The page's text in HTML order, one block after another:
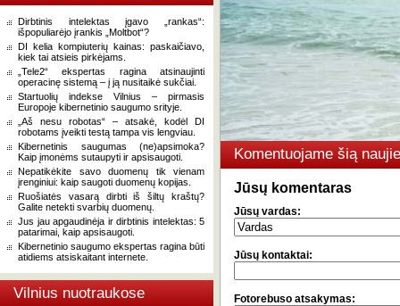
Dirbtinis intelektas įgavo „rankas“:
išpopuliarėjo įrankis „Moltbot“?
DI kelia kompiuterių kainas: paskaičiavo,
kiek tai atsieis pirkėjams.
„Tele2“ ekspertas ragina atsinaujinti
operacinę sistemą – į ją nusitaikė sukčiai.
Startuolių indekse Vilnius – pirmasis
Europoje kibernetinio saugumo srityje.
„Aš nesu robotas“ – atsakė, kodėl DI
robotams įveikti testą tampa vis lengviau.
Kibernetinis saugumas (ne)apsimoka?
Kaip įmonėms sutaupyti ir apsisaugoti.
Nepatikėkite savo duomenų tik vienam
įrenginiui: kaip saugoti duomenų kopijas.
Ruošiatės vasarą dirbti iš šiltų kraštų?
Galite netekti svarbių duomenų.
Jus jau apgaudinėja ir dirbtinis intelektas: 5
patarimai, kaip apsisaugoti.
Kibernetinio saugumo ekspertas ragina būti
atidiems atsiskaitant internete.
Vilnius nuotraukose
Komentuojame šią
Jūsų komentaras
Jūsų vardas:
Jūsų kontaktai:
Fotorebuso atsakymas: